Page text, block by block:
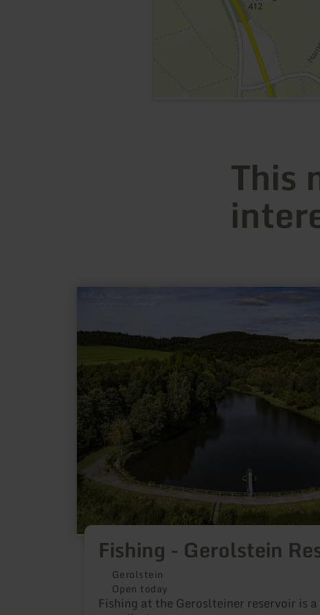
This
Fishing - Gerolstein
Gerolstein
Open today
Fishing at the Geroslteiner reservoir is
-
Gerolstein